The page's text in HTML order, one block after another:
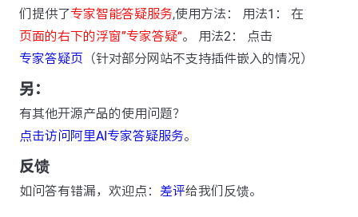
们提供了专家智能答疑服务,使用方法： 用法1： 在
页面的右下的浮窗”专家答疑“。 用法2： 点击
专家答疑页 （针对部分网站不支持插件嵌入的情况）
另：
有其他开源产品的使用问题？
点击访问阿里AI专家答疑服务。
反馈
如问答有错漏，欢迎点： 差评给我们反馈。